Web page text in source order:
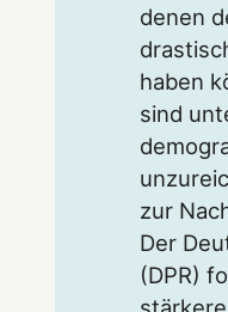
denen
haben
sind
zur
Der
(DPR)